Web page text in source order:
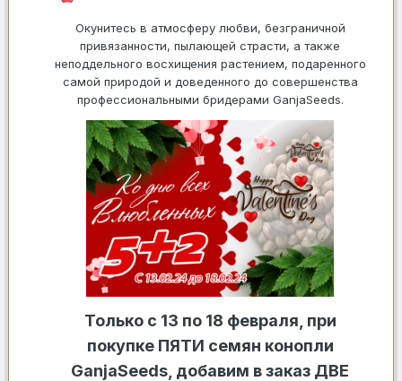
Окунитесь в атмосферу любви, безграничной
привязанности, пылающей страсти, а также
неподдельного восхищения растением, подаренного
самой природой и доведенного до совершенства
профессиональными бридерами GanjaSeeds.
Только с 13 по 18 февраля, при
покупке ПЯТИ семян конопли
GanjaSeeds, добавим в заказ ДВЕ